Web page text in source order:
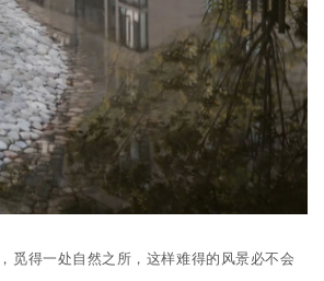
觅得一处自然之所，这样难得的风景必不会